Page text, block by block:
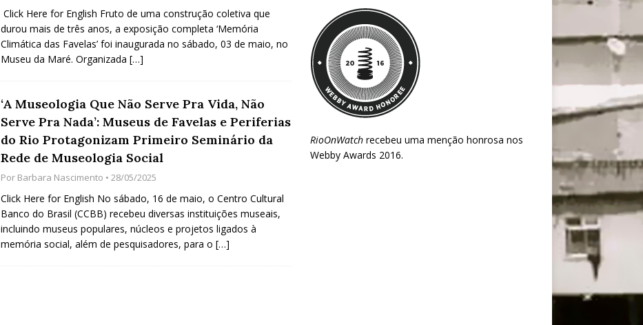
Click Here for English Fruto de uma construção coletiva que
durou mais de três anos, a exposição completa ‘Memória
Climática das Favelas’ foi inaugurada no sábado, 03 de maio, no
Museu da Maré. Organizada […]
‘A Museologia Que Não Serve Pra Vida, Não
Serve Pra Nada’: Museus de Favelas e Periferias
do Rio Protagonizam Primeiro Seminário da
Rede de Museologia Social
Por Barbara Nascimento • 28/05/2025
Click Here for English No sábado, 16 de maio, o Centro Cultural
Banco do Brasil (CCBB) recebeu diversas instituições museais,
incluindo museus populares, núcleos e projetos ligados à
memória social, além de pesquisadores, para o […]
RioOnWatchrecebeu uma menção honrosa nos
Webby Awards 2016.